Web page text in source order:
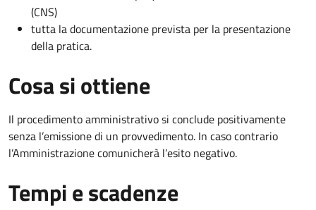
(CNS)
tutta la documentazione prevista per la presentazione
della pratica.
Cosa si ottiene
Il procedimento amministrativo si conclude positivamente
senza l’emissione di un provvedimento. In caso contrario
l’Amministrazione comunicherà l’esito negativo.
Tempi e scadenze